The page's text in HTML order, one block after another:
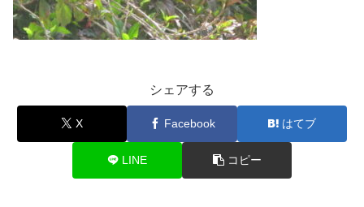
シェアする
X Facebook はてブ
LINE コピー